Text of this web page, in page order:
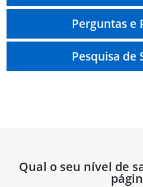
Perguntas e
Pesquisa de
Qual o seu nível de